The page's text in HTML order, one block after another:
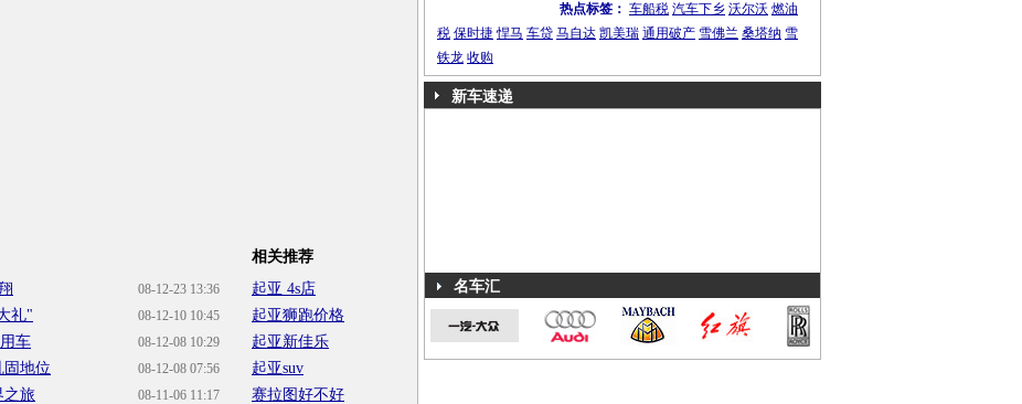
08-12-23 13:36
08-12-10 10:45
礼"
08-12-08 10:29
车
08-12-08 07:56
固地位
08-11-06 11:17
之旅
相关推荐
起亚 4s店
起亚狮跑价格
起亚新佳乐
起亚suv
赛拉图好不好
热点标签： 车船税 汽车下乡 沃尔沃 燃油
税 保时捷 悍马 车贷 马自达 凯美瑞 通用破产 雪佛兰 桑塔纳 雪
铁龙 收购
新车速递
名车汇